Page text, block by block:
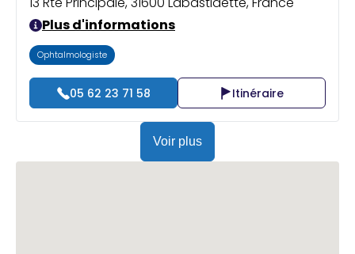
Plus d'informations
Ophtalmologiste
05 62 23 71 58 Itinéraire
Voir plus